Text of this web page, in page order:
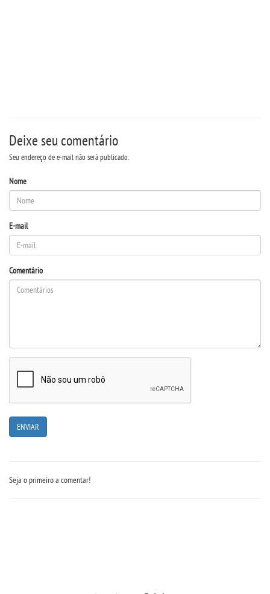
Deixe seu comentário
Seu endereço de e-mail não será publicado.
Nome
E-mail
Comentário
Seja o primeiro a comentar!